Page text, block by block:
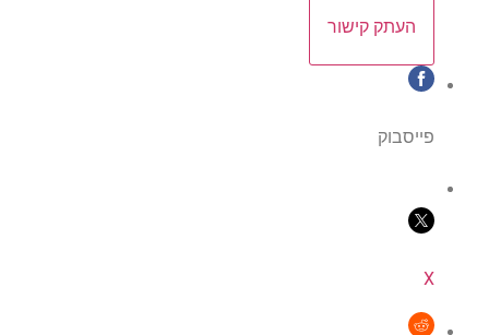
העתק קישור
פייסבוק
X